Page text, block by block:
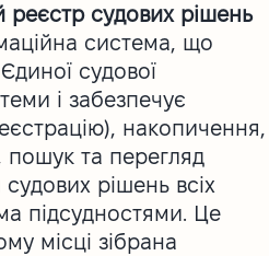
судових рішень
система, що
судової
і забезпечує
накопичення,
пошук та перегляд
рішень всіх
підсудностями. Це
місці зібрана